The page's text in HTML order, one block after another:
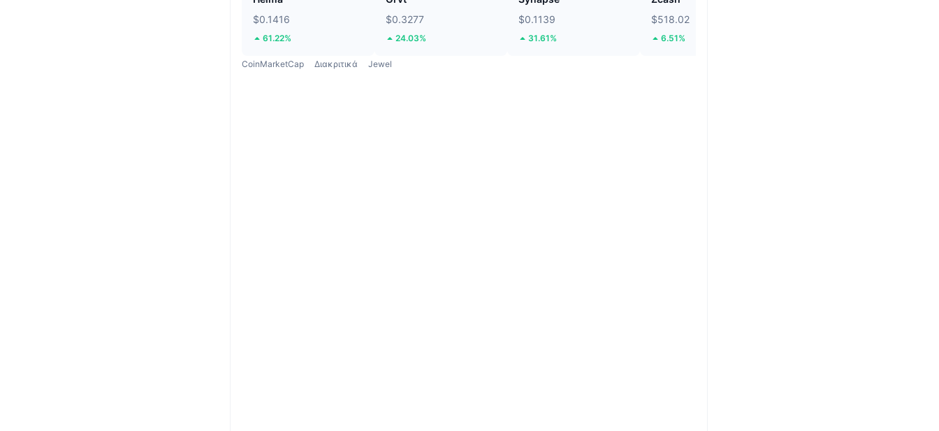
$0.1416
61.22%
$0.3277
24.03%
$0.1139
31.61%
$518.02
6.51%
CoinMarketCap Διακριτικά Jewel